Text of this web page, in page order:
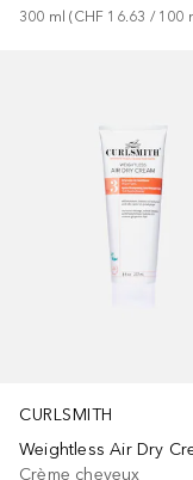
300 ml (CHF 16.63 / 100
CURLSMITH
Weightless Air Dry
Crème cheveux